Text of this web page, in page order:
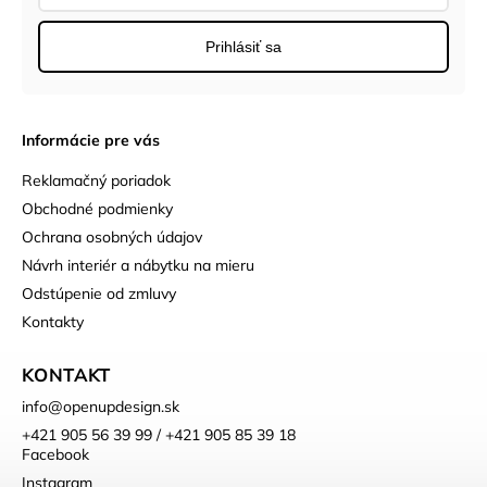
Informácie pre vás
Reklamačný poriadok
Obchodné podmienky
Ochrana osobných údajov
Návrh interiér a nábytku na mieru
Odstúpenie od zmluvy
Kontakty
KONTAKT
info@openupdesign.sk
+421 905 56 39 99 / +421 905 85 39 18
Facebook
Instagram
Prihlásiť sa